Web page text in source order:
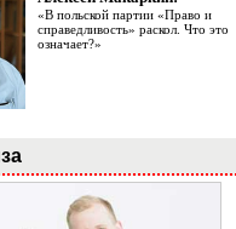
«В польской партии «Право и
справедливость» раскол. Что это
означает?»